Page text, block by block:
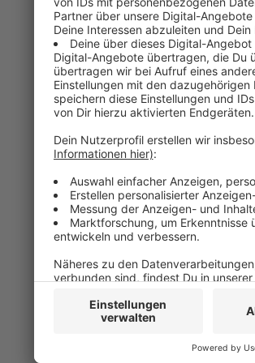
Anzeige
Seit dem
Südwestfalen.
Kilometern
Zentimetern
Sie ist
hält auch
Arbeit im
Anzeige